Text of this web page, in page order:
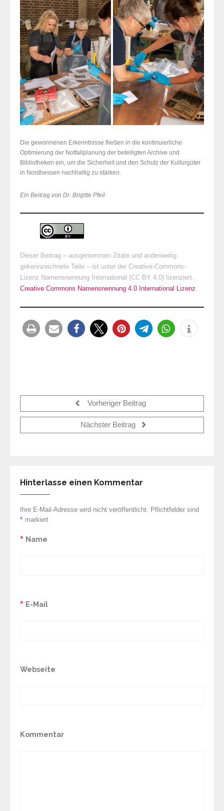
Die gewonnenen Erkenntnisse fließen in die kontinuierliche
Optimierung der Notfallplanung der beteiligten Archive und
Bibliotheken ein, um die Sicherheit und den Schutz der Kulturgüter
in Nordhessen nachhaltig zu stärken.
Ein Beitrag von Dr. Brigitte Pfeil
Dieser Beitrag – ausgenommen Zitate und anderweitig
gekennzeichnete Teile – ist unter der Creative-Commons-
Lizenz Namensnennung International (CC BY 4.0) lizenziert.
Creative Commons Namensnennung 4.0 International Lizenz
Vorheriger Beitrag
Nächster Beitrag
Hinterlasse einen Kommentar
Ihre E-Mail-Adresse wird nicht veröffentlicht. Pflichtfelder sind
markiert
*
Name
*
E-Mail
*
Webseite
Kommentar